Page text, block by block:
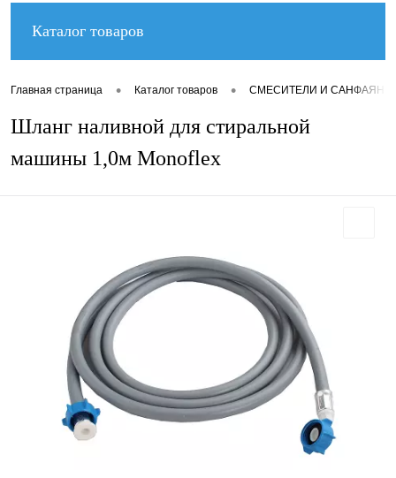
Каталог товаров
Главная страница • Каталог товаров • СМЕСИТЕЛИ И САНФАЯНС
Шланг наливной для стиральной
машины 1,0м Monoflex